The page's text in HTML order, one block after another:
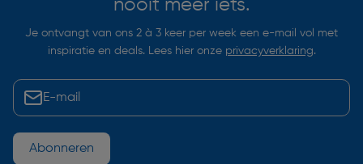
nooit meer iets.
Je ontvangt van ons 2 à 3 keer per week een e-mail vol met
inspiratie en deals. Lees hier onze privacyverklaring.
Abonneren